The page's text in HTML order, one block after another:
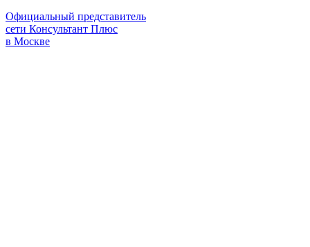
Официальный представитель
сети Консультант Плюс
в Москве